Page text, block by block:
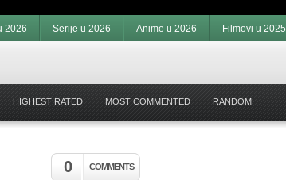
2026 Serije u 2026 Anime u 2026 Filmovi u 2025
HIGHEST RATED MOST COMMENTED RANDOM
0 COMMENTS